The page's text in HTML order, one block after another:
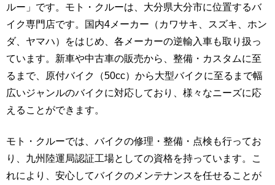
ルー」です。モト・クルーは、大分県大分市に位置するバ
イク専門店です。国内4メーカー（カワサキ、スズキ、ホン
ダ、ヤマハ）をはじめ、各メーカーの逆輸入車も取り扱っ
ています。新車や中古車の販売から、整備・カスタムに至
るまで、原付バイク（50cc）から大型バイクに至るまで幅
広いジャンルのバイクに対応しており、様々なニーズに応
えることができます。
モト・クルーでは、バイクの修理・整備・点検も行ってお
り、九州陸運局認証工場としての資格を持っています。こ
れにより、安心してバイクのメンテナンスを任せることが